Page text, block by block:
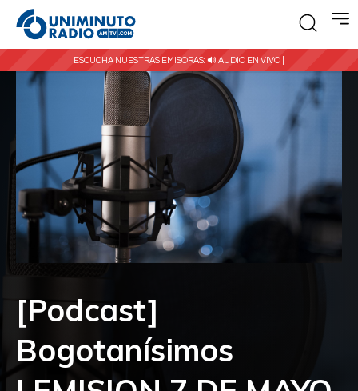
ESCUCHA NUESTRAS EMISORAS: 🔊 AUDIO EN VIVO |
[Podcast]
Bogotanísimos